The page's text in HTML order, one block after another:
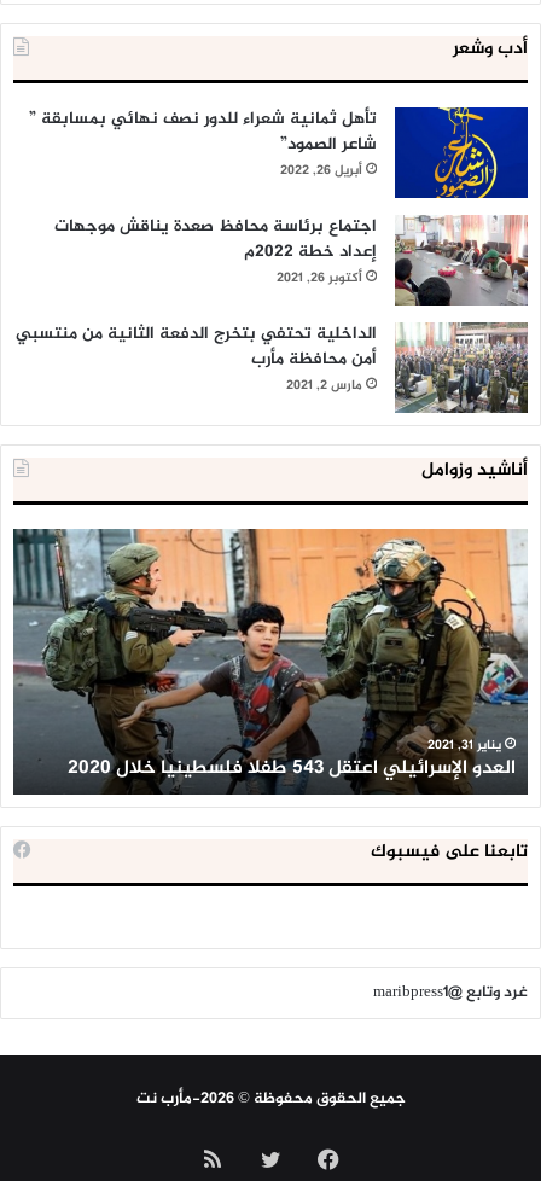
أدب وشعر
تأهل ثمانية شعراء للدور نصف نهائي بمسابقة ”
شاعر الصمود”
أبريل 26, 2022
اجتماع برئاسة محافظ صعدة يناقش موجهات
إعداد خطة 2022م
أكتوبر 26, 2021
الداخلية تحتفي بتخرج الدفعة الثانية من منتسبي
أمن محافظة مأرب
مارس 2, 2021
أناشيد وزوامل
العدو
الإسرائيلي
اعتقل
543
طفلا
فلسطينيا
خلال
2020
يناير 31, 2021
العدو الإسرائيلي اعتقل 543 طفلا فلسطينيا خلال 2020
تابعنا على فيسبوك
غرد وتابع @maribpress1
جميع الحقوق محفوظة © 2026-مأرب نت
فيسبوك تويتر ملخص